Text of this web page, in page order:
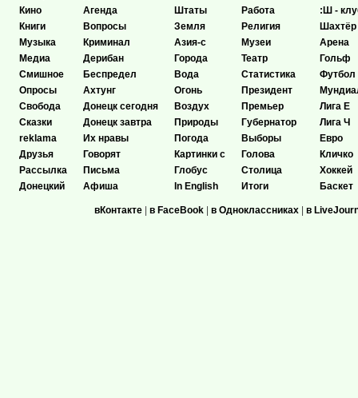
Кино
Книги
Музыка
Медиа
Смишное
Опросы
Свобода
Сказки
reklama
Друзья
Рассылка
Донецкий
Агенда
Вопросы
Криминал
Дерибан
Беспредел
Ахтунг
Донецк сегодня
Донецк завтра
Их нравы
Говорят
Письма
Афиша
Штаты
Земля
Азия-с
Города
Вода
Огонь
Воздух
Природы
Погода
Картинки с
Глобус
In English
Работа
Религия
Музеи
Театр
Статистика
Президент
Премьер
Губернатор
Выборы
Голова
Столица
Итоги
:Ш -
Шахтёр
Арена
Гольф
Футбол
Лига Е
Лига Ч
Евро
Кличко
Хоккей
Баскет
вКонтакте | в FaceBook | в Одноклассниках | в